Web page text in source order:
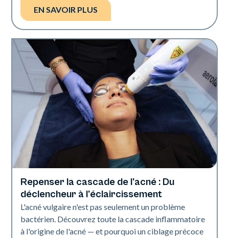
EN SAVOIR PLUS
Santé de la peau
Repenser la cascade de l'acné : Du
déclencheur à l'éclaircissement
L'acné vulgaire n'est pas seulement un problème
bactérien. Découvrez toute la cascade inflammatoire
à l'origine de l'acné — et pourquoi un ciblage précoce